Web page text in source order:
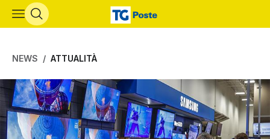
Vai al contenuto principale
NEWS ATTUALITÀ